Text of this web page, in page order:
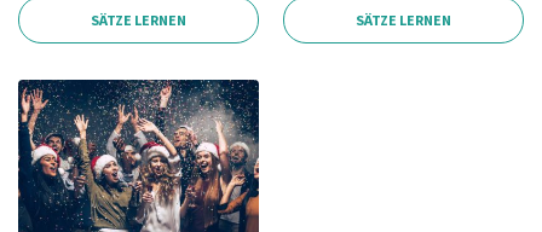
SÄTZE LERNEN SÄTZE LERNEN